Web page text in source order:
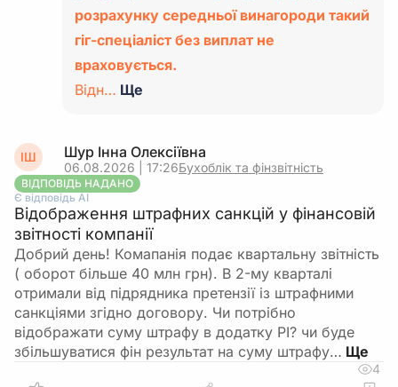
розрахунку середньої винагороди такий
гіг-спеціаліст без виплат не
враховується.
Відн… Ще
ІШ Шур Інна Олексіївна
06.08.2026 | 17:26Бухоблік та фінзвітність
ВІДПОВІДЬ НАДАНО
Є відповідь АІ
Відображення штрафних санкцій у фінансовій
звітності компанії
Добрий день! Комапанія подає квартальну звітність
( оборот більше 40 млн грн). В 2-му кварталі
отримали від підрядника претензії із штрафними
санкціями згідно договору. Чи потрібно
відображати суму штрафу в додатку РІ? чи буде
збільшуватися фін результат на суму штрафу…
4